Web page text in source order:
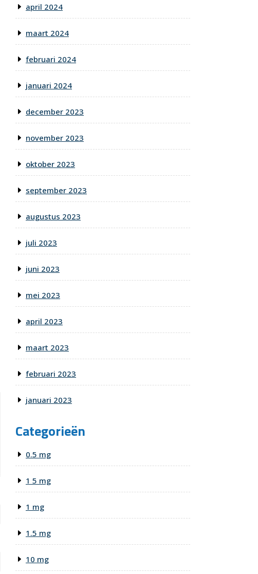
april 2024
maart 2024
februari 2024
januari 2024
december 2023
november 2023
oktober 2023
september 2023
augustus 2023
juli 2023
juni 2023
mei 2023
april 2023
maart 2023
februari 2023
januari 2023
Categorieën
0.5 mg
1 5 mg
1 mg
1.5 mg
10 mg